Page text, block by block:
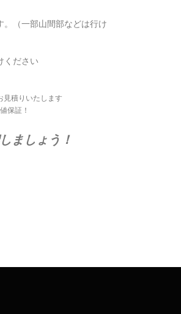
（一部山間部などは行け
ください
見積りいたします
保証！
ましょう！